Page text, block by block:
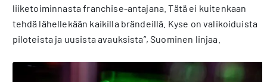
liiketoiminnasta franchise-antajana. Tätä ei kuitenkaan
tehdä lähellekään kaikilla brändeillä. Kyse on valikoiduista
piloteista ja uusista avauksista”, Suominen linjaa.